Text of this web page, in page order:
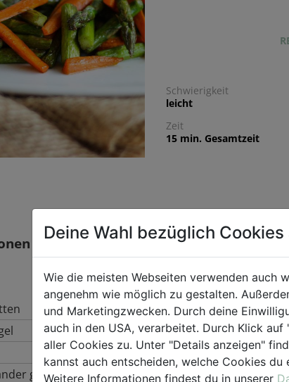
Schwierigkeit
leicht
Zeit
15 min. Gesamtzeit
gemahlen
Zubereitung
Spargel waschen, die
ca. 5 cm lange Stücke
und stiften. Olivenöl in
Gemüse beigeben
Zimt, Koriander und
Deine Wahl bezüglich
Wie die meisten Webseiten verwenden auch
angenehm wie möglich zu gestalten.
und Marketingzwecken. Durch deine
auch in den USA, verarbeitet. Durch Klick
aller Cookies zu. Unter "Details anzeigen"
kannst auch entscheiden, welche Cookies du
Weitere Informationen findest du in unserer